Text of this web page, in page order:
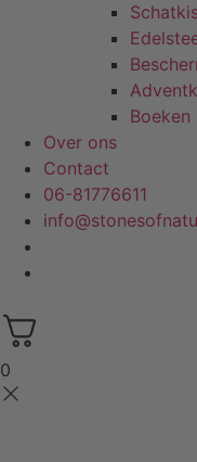
Boeken
Over ons
Contact
06-81776611
0